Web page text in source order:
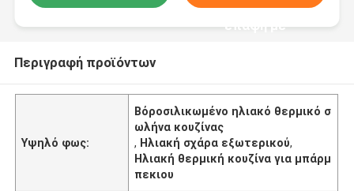
επαφή με
Περιγραφή προϊόντων
Υψηλό φως:
Βόροσιλικωμένο ηλιακό θερμικό σ
ωλήνα κουζίνας
, Ηλιακή σχάρα εξωτερικού,
Ηλιακή θερμική κουζίνα για μπάρμ
πεκιου